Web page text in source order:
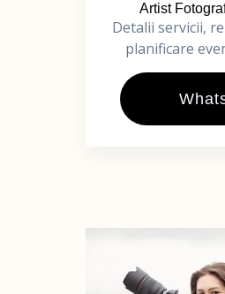
Artist
Detalii servicii,
planificare